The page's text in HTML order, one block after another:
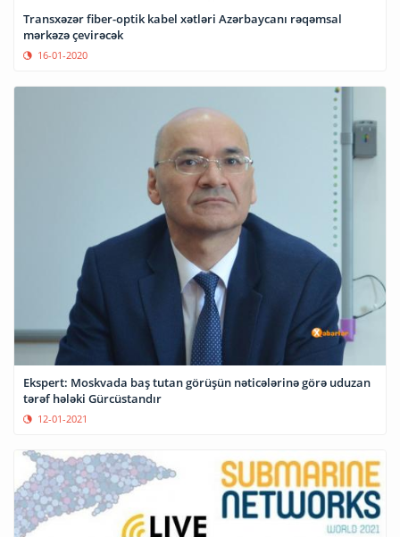
Transxəzər fiber-optik kabel xətləri Azərbaycanı rəqəmsal
mərkəzə çevirəcək
16-01-2020
Ekspert: Moskvada baş tutan görüşün nəticələrinə görə uduzan
tərəf hələki Gürcüstandır
12-01-2021